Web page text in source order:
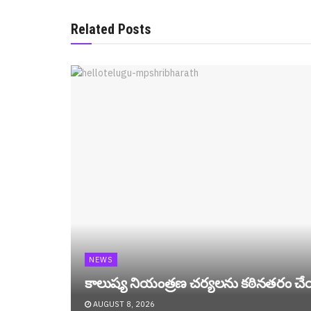
Related Posts
NEWS
కాలుష్య నియంత్రణ చర్యలను కఠినతరం
AUGUST 8, 2026